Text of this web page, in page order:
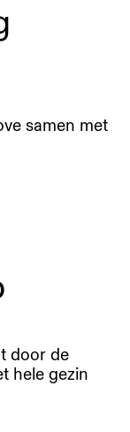
samen met
door de
hele gezin